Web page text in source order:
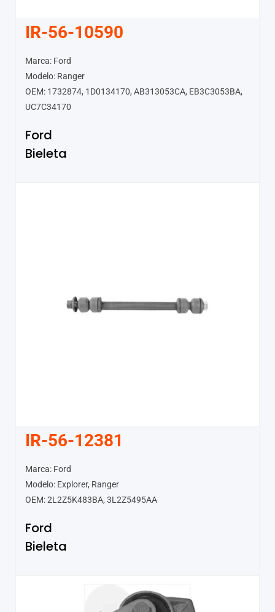
IR-56-10590
Marca: Ford
Modelo: Ranger
OEM: 1732874, 1D0134170, AB313053CA, EB3C3053BA,
UC7C34170
Ford
Bieleta
IR-56-12381
Marca: Ford
Modelo: Explorer, Ranger
OEM: 2L2Z5K483BA, 3L2Z5495AA
Ford
Bieleta